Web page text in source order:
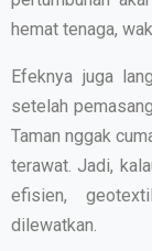
hemat tenaga,
Efeknya juga
setelah
Taman nggak
terawat. Jadi,
efisien,
dilewatkan.